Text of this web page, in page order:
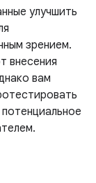
улучшить
зрением.
внесения
вам